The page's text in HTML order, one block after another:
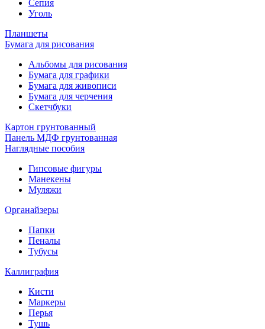
Сепия
Уголь
Планшеты
Бумага для рисования
Альбомы для рисования
Бумага для графики
Бумага для живописи
Бумага для черчения
Скетчбуки
Картон грунтованный
Панель МДФ грунтованная
Наглядные пособия
Гипсовые фигуры
Манекены
Муляжи
Органайзеры
Папки
Пеналы
Тубусы
Каллиграфия
Кисти
Маркеры
Перья
Тушь